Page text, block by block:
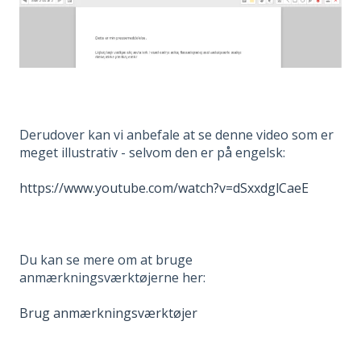
Derudover kan vi anbefale at se denne video som er
meget illustrativ - selvom den er på engelsk:
https://www.youtube.com/watch?v=dSxxdglCaeE
Du kan se mere om at bruge
anmærkningsværktøjerne her:
Brug anmærkningsværktøjer